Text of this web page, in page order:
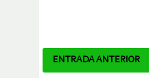
Navegador
ENTRADA ANTERIOR